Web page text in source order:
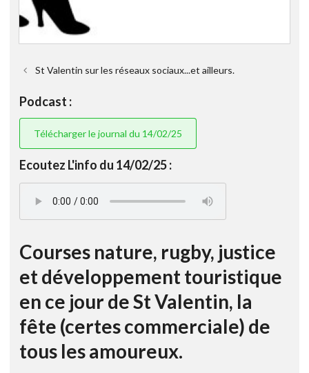
St Valentin sur les réseaux sociaux...et ailleurs.
Podcast :
Télécharger le journal du 14/02/25
Ecoutez L'info du 14/02/25 :
Courses nature, rugby, justice
et développement touristique
en ce jour de St Valentin, la
fête (certes commerciale) de
tous les amoureux.